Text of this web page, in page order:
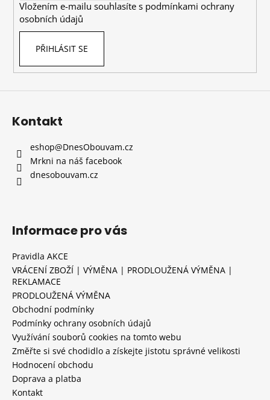
Vložením e-mailu souhlasíte s podmínkami ochrany
osobních údajů
PŘIHLÁSIT SE
Kontakt
eshop@DnesObouvam.cz
Mrkni na náš facebook
dnesobouvam.cz
Informace pro vás
Pravidla AKCE
VRÁCENÍ ZBOŽÍ | VÝMĚNA | PRODLOUŽENÁ VÝMĚNA |
REKLAMACE
PRODLOUŽENÁ VÝMĚNA
Obchodní podmínky
Podmínky ochrany osobních údajů
Využívání souborů cookies na tomto webu
Změřte si své chodidlo a získejte jistotu správné velikosti
Hodnocení obchodu
Doprava a platba
Kontakt